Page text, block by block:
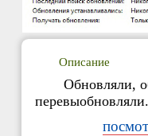
Описание
Обновляли,